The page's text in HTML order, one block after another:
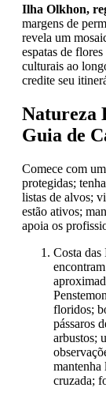
Ilha Olkhon,
margens de
revela um
espatas de
culturais ao
credite seu
Natureza
Guia de
Comece com
protegidas;
listas de alvos;
estão ativos;
apoia os
Costa das
floridos;
pássaros
arbustos;
mantenha
cruzada;